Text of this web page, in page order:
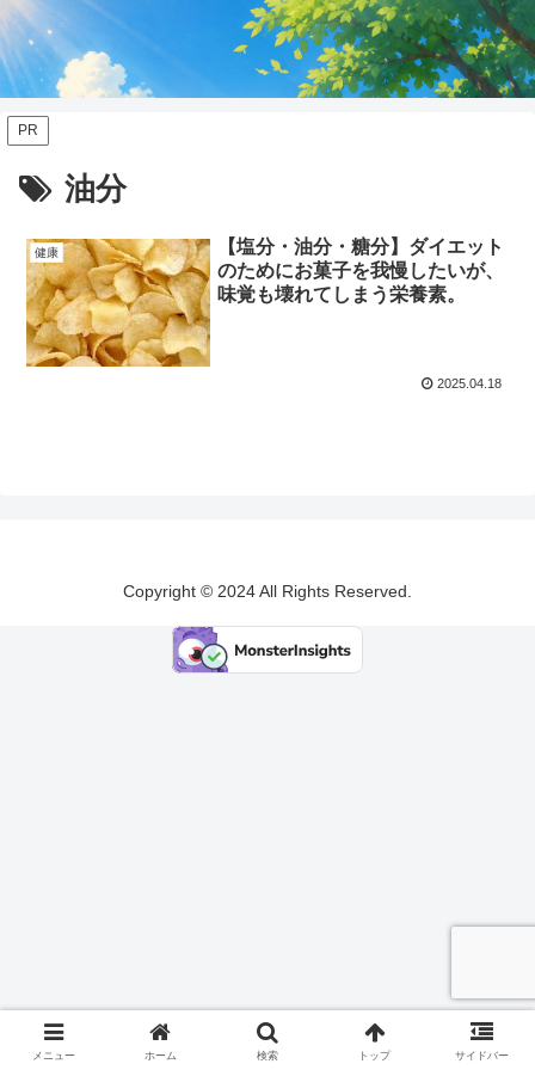
PR
油分
健康
【塩分・油分・糖分】ダイエット
のためにお菓子を我慢したいが、
味覚も壊れてしまう栄養素。
2025.04.18
Copyright © 2024 All Rights Reserved.
メニュー ホーム 検索 トップ サイドバー